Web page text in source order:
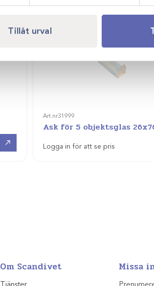
Tillåt urval
Art.nr31999
Ask för 5 objektsglas
Logga in för att se pris
Om Scandivet Missa